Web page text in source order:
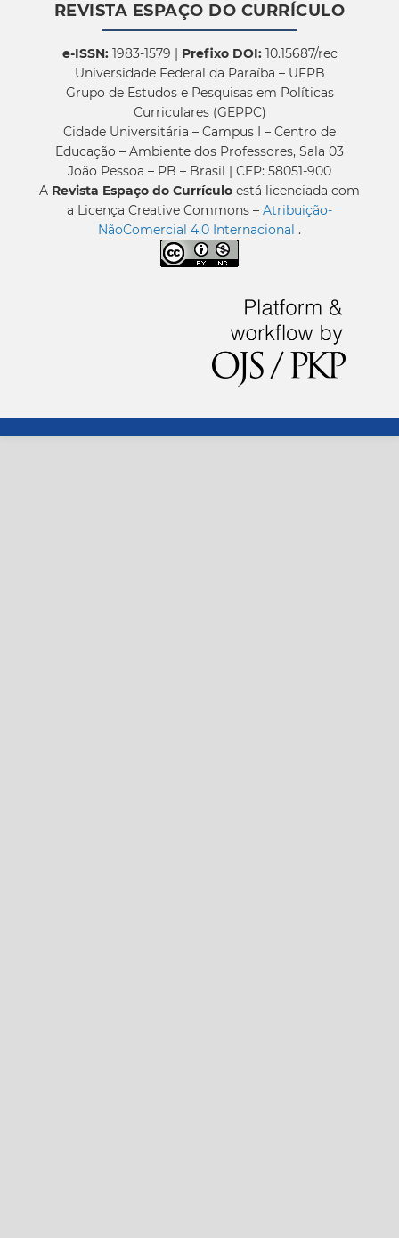
REVISTA ESPAÇO DO CURRÍCULO
e-ISSN:1983-1579 | Prefixo DOI:10.15687/rec
Universidade Federal da Paraíba – UFPB
Grupo de Estudos e Pesquisas em Políticas
Curriculares (GEPPC)
Cidade Universitária – Campus I – Centro de
Educação – Ambiente dos Professores, Sala 03
João Pessoa – PB – Brasil | CEP: 58051-900
A Revista Espaço do Currículo está licenciada com
a Licença Creative Commons – Atribuição-
NãoComercial 4.0 Internacional .